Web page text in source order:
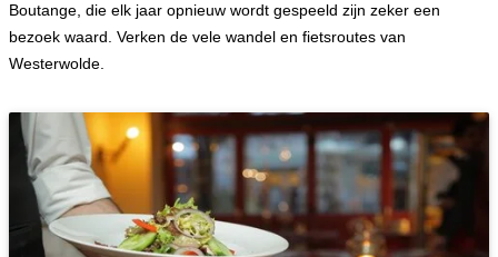
Boutange, die elk jaar opnieuw wordt gespeeld zijn zeker een
bezoek waard. Verken de vele wandel en fietsroutes van
Westerwolde.